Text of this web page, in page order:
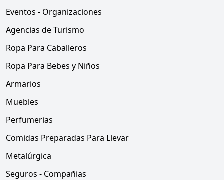
Eventos - Organizaciones
Agencias de Turismo
Ropa Para Caballeros
Ropa Para Bebes y Niños
Armarios
Muebles
Perfumerias
Comidas Preparadas Para Llevar
Metalúrgica
Seguros - Compañias